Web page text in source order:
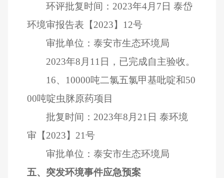
环评批复时间： 2023年4月 7 日 泰岱
环境审报告表【2023】 12号
审批单位：泰安市生态环境局
2023年8 月 11 日，已完成自主验收。
16、 10000吨二氯五氯甲基吡啶和50
00吨啶虫脒原药项目
批复时间： 2023年8 月 21 日 泰环境
审【2023】 21号
审批单位：泰安市生态环境局
五、突发环境事件应急预案